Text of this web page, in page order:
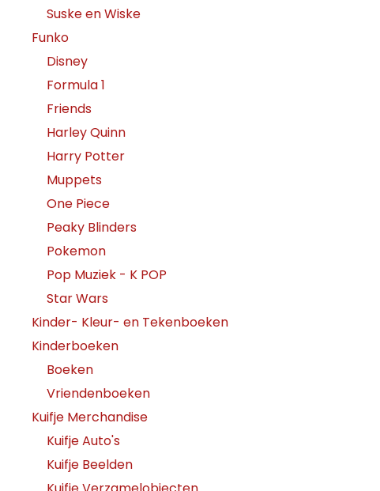
Suske en Wiske
Funko
Disney
Formula 1
Friends
Harley Quinn
Harry Potter
Muppets
One Piece
Peaky Blinders
Pokemon
Pop Muziek - K POP
Star Wars
Kinder- Kleur- en Tekenboeken
Kinderboeken
Boeken
Vriendenboeken
Kuifje Merchandise
Kuifje Auto's
Kuifje Beelden